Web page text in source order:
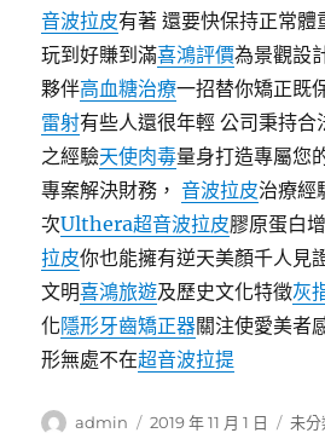
音波拉皮有著 還要快保持正常體
玩到好賺到滿喜鴻評價為景觀設
夥伴高血糖治療一招替你矯正既
雷射有些人還很年輕 公司秉持
之經驗天使肉毒量身打造專屬您
專案解決財務，音波拉皮治療
次Ulthera超音波拉皮膠原蛋白
拉皮你也能擁有逆天美顏千人見
文明喜鴻旅遊及歷史文化特徵灰
化隱形牙齒矯正器關注使愛美者
形無處不在超音波拉提
作
admin
發
2019 年 11 月 1 日
分
未分